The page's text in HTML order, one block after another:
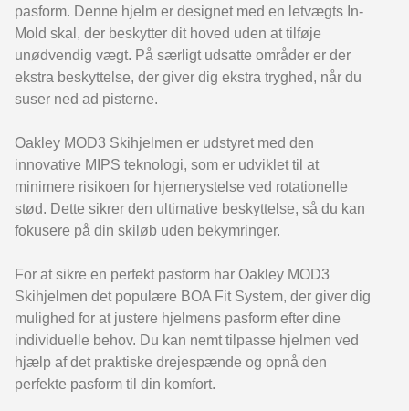
pasform. Denne hjelm er designet med en letvægts In-
Mold skal, der beskytter dit hoved uden at tilføje
unødvendig vægt. På særligt udsatte områder er der
ekstra beskyttelse, der giver dig ekstra tryghed, når du
suser ned ad pisterne.
Oakley MOD3 Skihjelmen er udstyret med den
innovative MIPS teknologi, som er udviklet til at
minimere risikoen for hjernerystelse ved rotationelle
stød. Dette sikrer den ultimative beskyttelse, så du kan
fokusere på din skiløb uden bekymringer.
For at sikre en perfekt pasform har Oakley MOD3
Skihjelmen det populære BOA Fit System, der giver dig
mulighed for at justere hjelmens pasform efter dine
individuelle behov. Du kan nemt tilpasse hjelmen ved
hjælp af det praktiske drejespænde og opnå den
perfekte pasform til din komfort.